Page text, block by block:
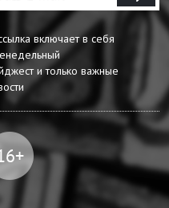
включает в себя
и только важные